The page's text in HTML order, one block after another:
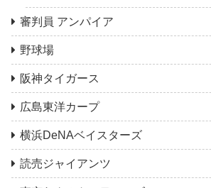
審判員 アンパイア
野球場
阪神タイガース
広島東洋カープ
横浜DeNAベイスターズ
読売ジャイアンツ